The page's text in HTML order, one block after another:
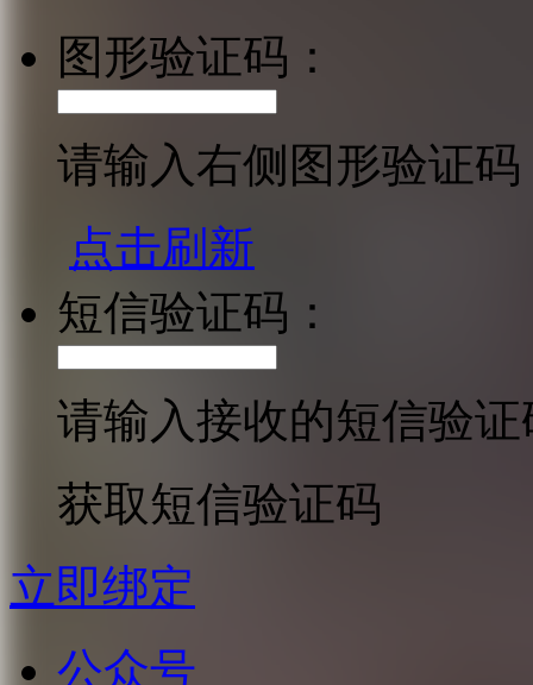
图形验证码：
请输入右侧图形验证码
点击刷新
短信验证码：
请输入接收的短信验证
获取短信验证码
立即绑定
公众号